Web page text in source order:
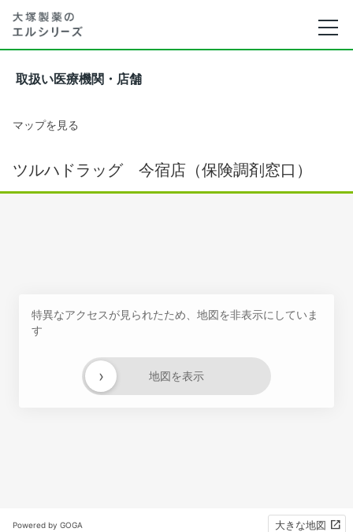
取扱い医療機関・店舗
マップを見る
ツルハドラッグ 今宿店（保険調剤窓口）
特異なアクセスが見られたため、地図を非表示にしていま
す
地図を表示
›
Powered by GOGA 大きな地図